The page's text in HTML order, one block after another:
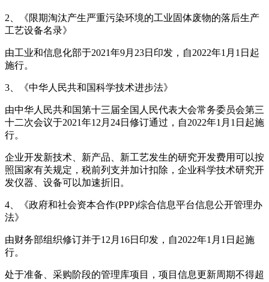
2、《限期淘汰产生严重污染环境的工业固体废物的落后生产
工艺设备名录》
由工业和信息化部于2021年9月23日印发，自2022年1月1日起
施行。
3、《中华人民共和国科学技术进步法》
由中华人民共和国第十三届全国人民代表大会常务委员会第三
十二次会议于2021年12月24日修订通过，自2022年1月1日起施
行。
企业开发新技术、新产品、新工艺发生的研究开发费用可以按
照国家有关规定，税前列支并加计扣除，企业科学技术研究开
发仪器、设备可以加速折旧。
4、《政府和社会资本合作(PPP)综合信息平台信息公开管理办
法》
由财务部组织修订并于12月16日印发，自2022年1月1日起施
行。
处于准备、采购阶段的管理库项目，项目信息更新周期不得超